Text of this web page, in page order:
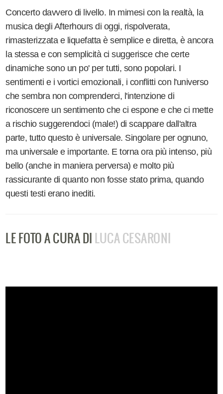
Concerto davvero di livello. In mimesi con la realtà, la
musica degli Afterhours di oggi, rispolverata,
rimasterizzata e liquefatta è semplice e diretta, è ancora
la stessa e con semplicità ci suggerisce che certe
dinamiche sono un po' per tutti, sono popolari. I
sentimenti e i vortici emozionali, i conflitti con l'universo
che sembra non comprenderci, l'intenzione di
riconoscere un sentimento che ci espone e che ci mette
a rischio suggerendoci (male!) di scappare dall'altra
parte, tutto questo è universale. Singolare per ognuno,
ma universale e importante. E torna ora più intenso, più
bello (anche in maniera perversa) e molto più
rassicurante di quanto non fosse stato prima, quando
questi testi erano inediti.
LE FOTO A CURA DI LUCA CESARONI